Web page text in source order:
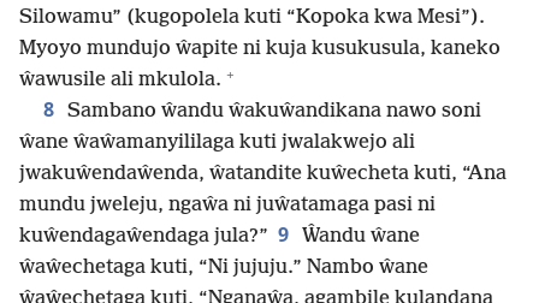
Silowamu” (kugopolela kuti “Kopoka kwa Mesi”).
Myoyo mundujo ŵapite ni kuja kusukusula, kaneko
ŵawusile ali mkulola. +
8 Sambano ŵandu ŵakuŵandikana nawo soni
ŵane ŵaŵamanyililaga kuti jwalakwejo ali
jwakuŵendaŵenda, ŵatandite kuŵecheta kuti, “Ana
mundu jweleju, ngaŵa ni juŵatamaga pasi ni
kuŵendagaŵendaga jula?” 9 Ŵandu ŵane
ŵaŵechetaga kuti, “Ni jujuju.” Nambo ŵane